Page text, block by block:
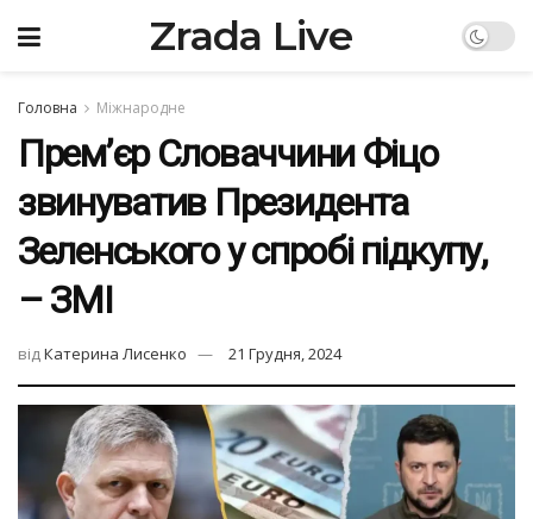
Zrada Live
Головна Міжнародне
Прем’єр Словаччини Фіцо
звинуватив Президента
Зеленського у спробі підкупу,
– ЗМІ
відКатерина Лисенко 21 Грудня, 2024